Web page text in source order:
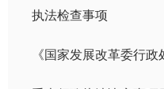
执法检查事项
《国家发展改革委行政处罚